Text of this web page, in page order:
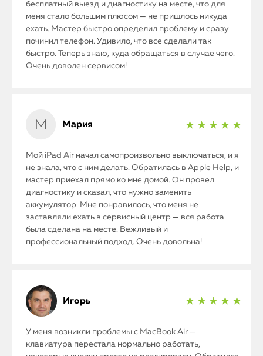
бесплатный выезд и диагностику на месте, что для
меня стало большим плюсом — не пришлось никуда
ехать. Мастер быстро определил проблему и сразу
починил телефон. Удивило, что все сделали так
быстро. Теперь знаю, куда обращаться в случае чего.
Очень доволен сервисом!
Мария ★ ★ ★ ★ ★
Мой iPad Air начал самопроизвольно выключаться, и я
не знала, что с ним делать. Обратилась в Apple Help, и
мастер приехал прямо ко мне домой. Он провел
диагностику и сказал, что нужно заменить
аккумулятор. Мне понравилось, что меня не
заставляли ехать в сервисный центр — вся работа
была сделана на месте. Вежливый и
профессиональный подход. Очень довольна!
Игорь ★ ★ ★ ★ ★
У меня возникли проблемы с MacBook Air —
клавиатура перестала нормально работать,